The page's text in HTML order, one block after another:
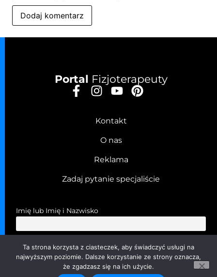
Portal Fizjoterapeuty
Kontakt
O nas
Reklama
Zadaj pytanie specjaliście
Imię lub Imię i Nazwisko
Przechodząc dalej, akceptujesz politykę prywatności
Ta strona korzysta z ciasteczek, aby świadczyć usługi na
najwyższym poziomie. Dalsze korzystanie ze strony oznacza,
że zgadzasz się na ich użycie.